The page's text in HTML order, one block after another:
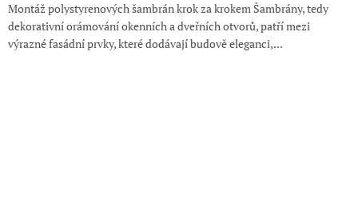
Montáž polystyrenových šambrán krok za krokem Šambrány, tedy
dekorativní orámování okenních a dveřních otvorů, patří mezi
výrazné fasádní prvky, které dodávají budově eleganci,...